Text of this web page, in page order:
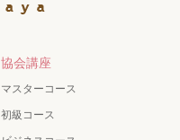
協会講座
マスターコース
初級コース